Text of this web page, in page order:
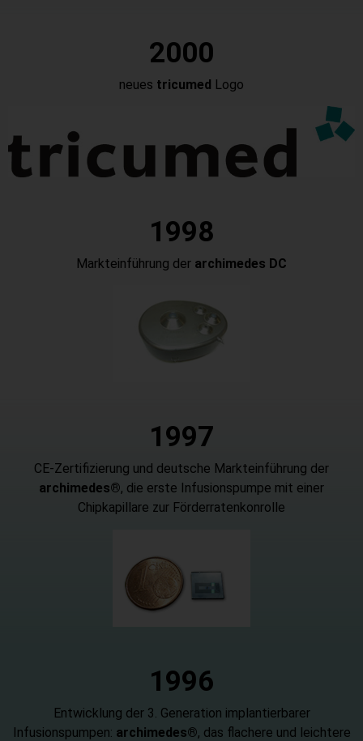
2000
neues tricumed Logo
1998
Markteinführung der archimedes DC
1997
CE-Zertifizierung und deutsche Markteinführung der
archimedes®, die erste Infusionspumpe mit einer
Chipkapillare zur Förderratenkonrolle
1996
Entwicklung der 3. Generation implantierbarer
Infusionspumpen: archimedes®, das flachere und leichtere